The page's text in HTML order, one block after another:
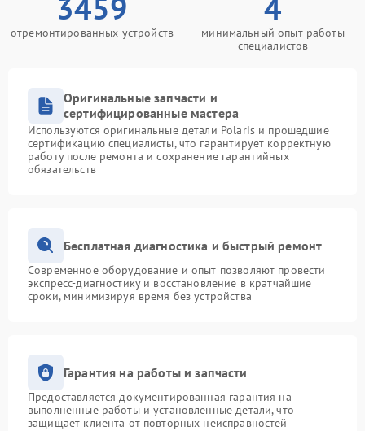
отремонтированных устройств
минимальный опыт работы
специалистов
Оригинальные запчасти и
сертифицированные мастера
Используются оригинальные детали Polaris и прошедшие
сертификацию специалисты, что гарантирует корректную
работу после ремонта и сохранение гарантийных
обязательств
Бесплатная диагностика и быстрый ремонт
Современное оборудование и опыт позволяют провести
экспресс-диагностику и восстановление в кратчайшие
сроки, минимизируя время без устройства
Гарантия на работы и запчасти
Предоставляется документированная гарантия на
выполненные работы и установленные детали, что
защищает клиента от повторных неисправностей